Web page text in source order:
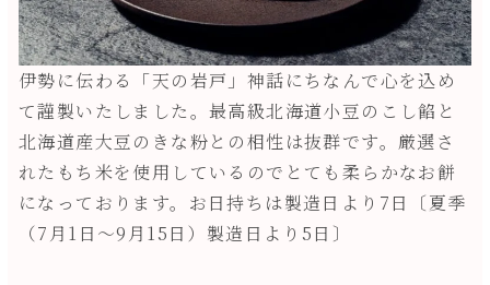
伊勢に伝わる「天の岩戸」神話にちなんで心を込め
て謹製いたしました。最高級北海道小豆のこし餡と
北海道産大豆のきな粉との相性は抜群です。厳選さ
れたもち米を使用しているのでとても柔らかなお餅
になっております。お日持ちは製造日より7日〔夏季
（7月1日～9月15日）製造日より5日〕